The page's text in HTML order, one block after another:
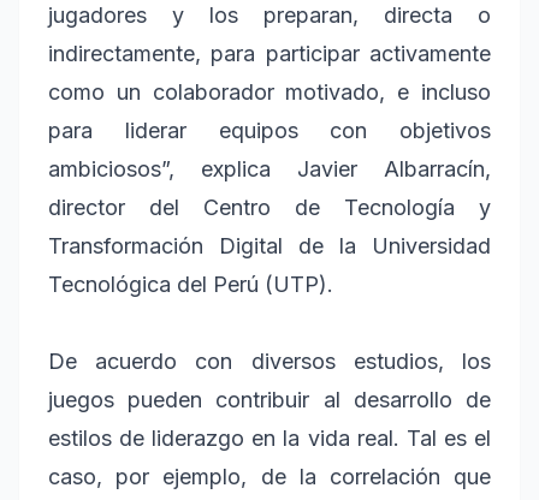
jugadores y los preparan, directa o
indirectamente, para participar activamente
como un colaborador motivado, e incluso
para liderar equipos con objetivos
ambiciosos”, explica Javier Albarracín,
director del Centro de Tecnología y
Transformación Digital de la Universidad
Tecnológica del Perú (UTP).
De acuerdo con diversos estudios, los
juegos pueden contribuir al desarrollo de
estilos de liderazgo en la vida real. Tal es el
caso, por ejemplo, de la correlación que